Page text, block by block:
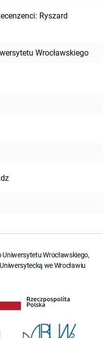
Ryszard
Wrocławskiego
Wrocławskiego,
we Wrocławiu